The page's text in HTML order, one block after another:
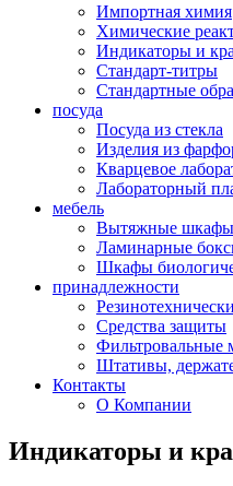
Импортная химия
Химические
Индикаторы и
Стандарт-титры
Стандартные
посуда
Посуда из стекла
Изделия из
Кварцевое
Лабораторный
мебель
Вытяжные шкафы
Ламинарные
Шкафы
принадлежности
Средства защиты
Фильтровальные
Штативы,
Контакты
О Компании
Индикаторы и